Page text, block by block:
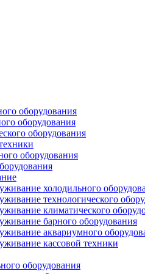
оборудования
оборудования
оборудования
оборудования
холодильного
технологического
климатического
барного оборудования
аквариумного
кассовой техники
оборудования